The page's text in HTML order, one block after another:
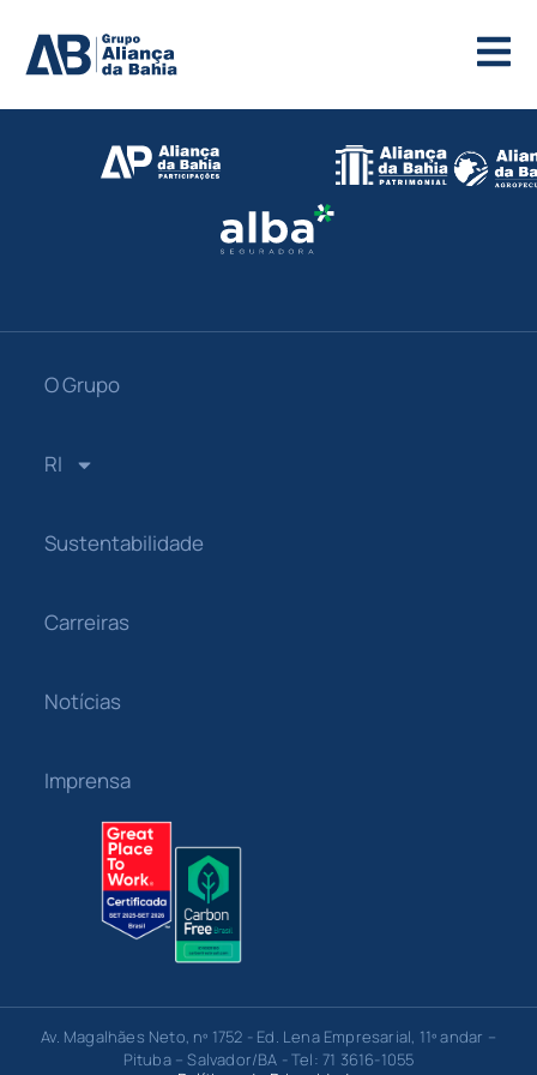
O Grupo
RI
Sustentabilidade
Carreiras
Notícias
Imprensa
Av. Magalhães Neto, nº 1752 - Ed. Lena Empresarial, 11º andar –
Pituba – Salvador/BA - Tel: 71 3616-1055